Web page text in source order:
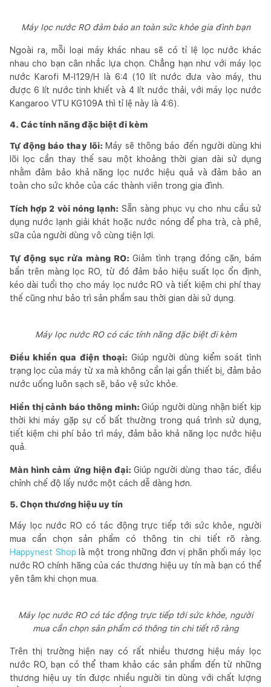
Máy lọc nước RO đảm bảo an toàn sức khỏe gia đình bạn
Ngoài ra, mỗi loại máy khác nhau sẽ có tỉ lệ lọc nước khác
nhau cho bạn cân nhắc lựa chọn. Chẳng hạn như với máy lọc
nước Karofi M-I129/H là 6:4 (10 lít nước đưa vào máy, thu
được 6 lít nước tinh khiết và 4 lít nước thải, với máy lọc nước
Kangaroo VTU KG109A thì tỉ lệ này là 4:6).
4. Các tính năng đặc biệt đi kèm
Tự động báo thay lõi: Máy sẽ thông báo đến người dùng khi
lõi lọc cần thay thế sau một khoảng thời gian dài sử dụng
nhằm đảm bảo khả năng lọc nước hiệu quả và đảm bảo an
toàn cho sức khỏe của các thành viên trong gia đình.
Tích hợp 2 vòi nóng lạnh: Sẵn sàng phục vụ cho nhu cầu sử
dụng nước lạnh giải khát hoặc nước nóng để pha trà, cà phê,
sữa của người dùng vô cùng tiện lợi.
Tự động sục rửa màng RO: Giảm tình trạng đóng cặn, bám
bẩn trên màng lọc RO, từ đó đảm bảo hiệu suất lọc ổn định,
kéo dài tuổi thọ cho máy lọc nước RO và tiết kiệm chi phí thay
thế cũng như bảo trì sản phẩm sau thời gian dài sử dụng.
Máy lọc nước RO có các tính năng đặc biệt đi kèm
Điều khiển qua điện thoại: Giúp người dùng kiểm soát tình
trạng lọc của máy từ xa mà không cần lại gần thiết bị, đảm bảo
nước uống luôn sạch sẽ, bảo vệ sức khỏe.
Hiển thị cảnh báo thông minh:Giúp người dùng nhận biết kịp
thời khi máy gặp sự cố bất thường trong quá trình sử dụng,
tiết kiệm chi phí bảo trì máy, đảm bảo khả năng lọc nước hiệu
quả.
Màn hình cảm ứng hiện đại:Giúp người dùng thao tác, điều
chỉnh chế độ lấy nước một cách dễ dàng hơn.
5. Chọn thương hiệu uy tín
Máy lọc nước RO có tác động trực tiếp tới sức khỏe, người
mua cần chọn sản phẩm có thông tin chi tiết rõ ràng.
Happynest Shop là một trong những đơn vị phân phối máy lọc
nước RO chính hãng của các thương hiệu uy tín mà bạn có thể
yên tâm khi chọn mua.
Máy lọc nước RO có tác động trực tiếp tới sức khỏe, người
mua cần chọn sản phẩm có thông tin chi tiết rõ ràng
Trên thị trường hiện nay có rất nhiều thương hiệu máy lọc
nước RO, bạn có thể tham khảo các sản phẩm đến từ những
thương hiệu uy tín được nhiều người tin dùng với chất lượng